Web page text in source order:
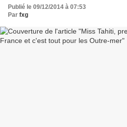
Publié le 09/12/2014 à 07:53
Par fxg